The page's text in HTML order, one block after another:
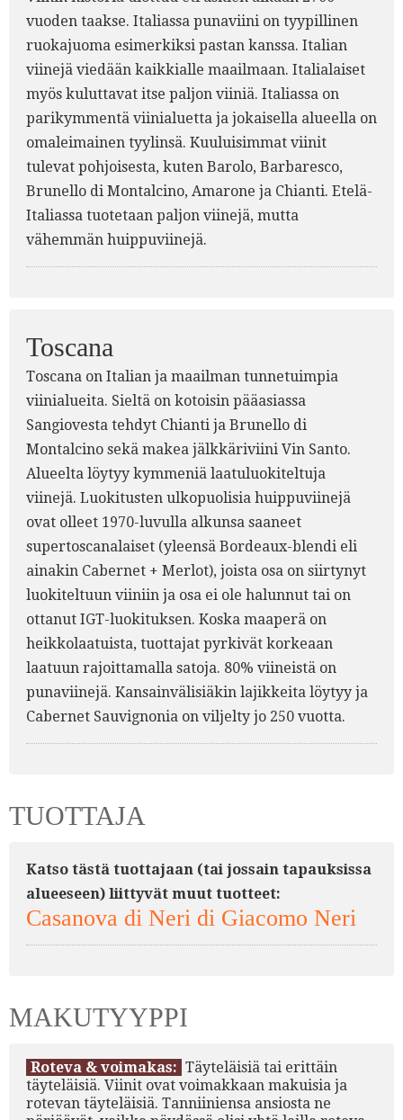
vuoden taakse. Italiassa punaviini on tyypillinen
ruokajuoma esimerkiksi pastan kanssa. Italian
viinejä viedään kaikkialle maailmaan. Italialaiset
myös kuluttavat itse paljon viiniä. Italiassa on
parikymmentä viinialuetta ja jokaisella alueella on
omaleimainen tyylinsä. Kuuluisimmat viinit
tulevat pohjoisesta, kuten Barolo, Barbaresco,
Brunello di Montalcino, Amarone ja Chianti. Etelä-
Italiassa tuotetaan paljon viinejä, mutta
vähemmän huippuviinejä.
Toscana
Toscana on Italian ja maailman tunnetuimpia
viinialueita. Sieltä on kotoisin pääasiassa
Sangiovesta tehdyt Chianti ja Brunello di
Montalcino sekä makea jälkkäriviini Vin Santo.
Alueelta löytyy kymmeniä laatuluokiteltuja
viinejä. Luokitusten ulkopuolisia huippuviinejä
ovat olleet 1970-luvulla alkunsa saaneet
supertoscanalaiset (yleensä Bordeaux-blendi eli
ainakin Cabernet + Merlot), joista osa on siirtynyt
luokiteltuun viiniin ja osa ei ole halunnut tai on
ottanut IGT-luokituksen. Koska maaperä on
heikkolaatuista, tuottajat pyrkivät korkeaan
laatuun rajoittamalla satoja. 80% viineistä on
punaviinejä. Kansainvälisiäkin lajikkeita löytyy ja
Cabernet Sauvignonia on viljelty jo 250 vuotta.
TUOTTAJA
Katso tästä tuottajaan (tai jossain tapauksissa
alueeseen) liittyvät muut tuotteet:
Casanova di Neri di Giacomo Neri
MAKUTYYPPI
Roteva & voimakas: Täyteläisiä tai erittäin
täyteläisiä. Viinit ovat voimakkaan makuisia ja
rotevan täyteläisiä. Tanniiniensa ansiosta ne